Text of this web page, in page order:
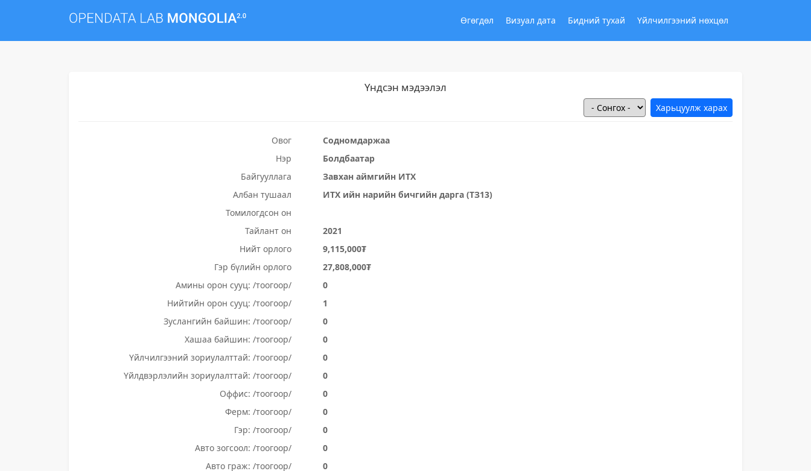
Өгөгдөл Визуал дата Бидний тухай Үйлчилгээний нөхцөл
Үндсэн мэдээлэл
Овог
Содномдаржаа
Нэр
Болдбаатар
Байгууллага
Завхан аймгийн ИТХ
Албан тушаал
ИТХ ийн нарийн бичгийн дарга (ТЗ13)
Томилогдсон он
Тайлант он
2021
Нийт орлого
9,115,000₮
Гэр бүлийн орлого
27,808,000₮
Амины орон сууц: /тоогоор/
0
Нийтийн орон сууц: /тоогоор/
1
Зуслангийн байшин: /тоогоор/
0
Хашаа байшин: /тоогоор/
0
Үйлчилгээний зориулалттай: /тоогоор/
0
Үйлдвэрлэлийн зориулалттай: /тоогоор/
0
Оффис: /тоогоор/
0
Ферм: /тоогоор/
0
Гэр: /тоогоор/
0
Авто зогсоол: /тоогоор/
0
Авто граж: /тоогоор/
0